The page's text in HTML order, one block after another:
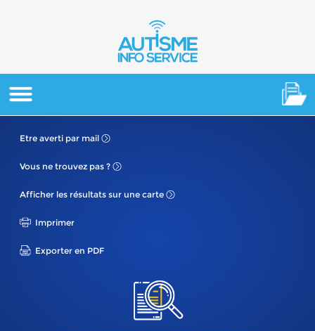
Etre averti par mail
Vous ne trouvez pas ?
Afficher les résultats sur une carte
Imprimer
Exporter en PDF